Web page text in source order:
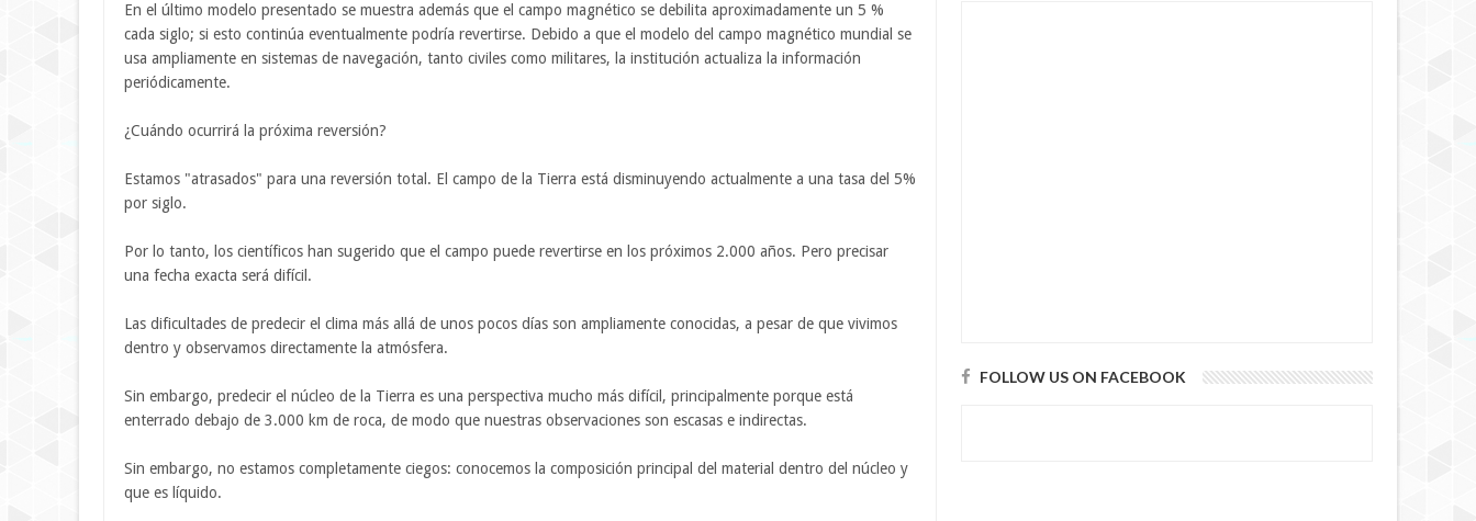
En el último modelo presentado se muestra además que el campo magnético se debilita aproximadamente un 5 %
cada siglo; si esto continúa eventualmente podría revertirse. Debido a que el modelo del campo magnético mundial se
usa ampliamente en sistemas de navegación, tanto civiles como militares, la institución actualiza la información
periódicamente.
¿Cuándo ocurrirá la próxima reversión?
Estamos "atrasados" para una reversión total. El campo de la Tierra está disminuyendo actualmente a una tasa del 5%
por siglo.
Por lo tanto, los científicos han sugerido que el campo puede revertirse en los próximos 2.000 años. Pero precisar
una fecha exacta será difícil.
Las dificultades de predecir el clima más allá de unos pocos días son ampliamente conocidas, a pesar de que vivimos
dentro y observamos directamente la atmósfera.
Sin embargo, predecir el núcleo de la Tierra es una perspectiva mucho más difícil, principalmente porque está
enterrado debajo de 3.000 km de roca, de modo que nuestras observaciones son escasas e indirectas.
Sin embargo, no estamos completamente ciegos: conocemos la composición principal del material dentro del núcleo y
que es líquido.
FOLLOW US ON FACEBOOK